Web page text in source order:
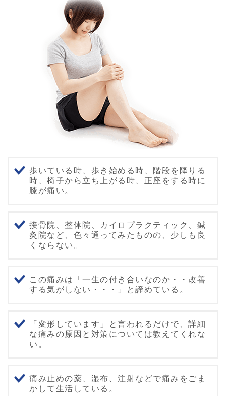
歩いている時、歩き始める時、階段を降りる
時、椅子から立ち上がる時、正座をする時に
膝が痛い。
接骨院、整体院、カイロプラクティック、鍼
灸院など、色々通ってみたものの、少しも良
くならない。
この痛みは「一生の付き合いなのか・・改善
する気がしない・・・」と諦めている。
「変形しています」と言われるだけで、詳細
な痛みの原因と対策については教えてくれな
い。
痛み止めの薬、湿布、注射などで痛みをごま
かして生活している。